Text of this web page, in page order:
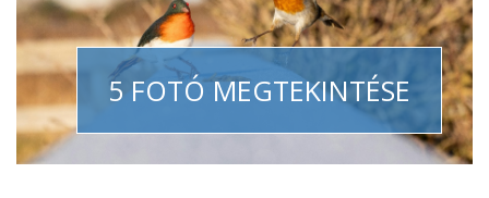
5 FOTÓ MEGTEKINTÉSE